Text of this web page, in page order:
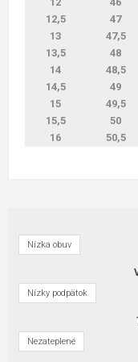
12,5
47
13
47,5
13,5
48
14
48,5
14,5
49
15
49,5
15,5
50
16
50,5
Nízka obuv
Nízky podpätok
Nezateplené